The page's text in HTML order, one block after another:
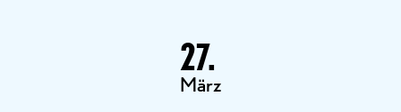
27.
März